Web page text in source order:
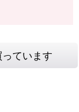
ています